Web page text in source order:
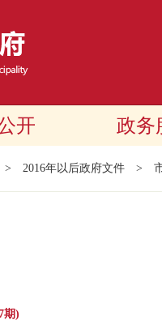
开 政务
> 2016年以后政府文件 >
期)